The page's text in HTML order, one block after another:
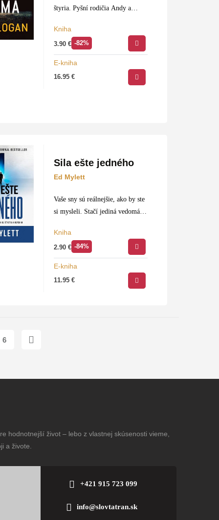
štyria. Pyšní rodičia Andy a
priateľmi osláviť úspešné skúšky.
Netušia, že zakrátko prežijú
nočnú moru každého rodiča.
Kniha
3.90€ -82%
E-kniha
16.95€
Sila ešte jedného
Ed Mylett
Vaše sny sú reálnejšie, ako by ste
si mysleli. Stačí jediná vedomá
a váš život sa úplne zmení. Ed
Mylett je profesionálny kouč
atlétov, zabávačov…
Kniha
2.90€ -84%
E-kniha
11.95€
6
hodnotnejší život – lebo z vlastnej skúsenosti vieme,
a živote.
+421 915 723 099
info@slovtatran.sk